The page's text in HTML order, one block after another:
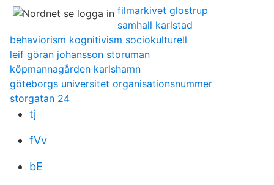
filmarkivet glostrup
samhall karlstad
behaviorism kognitivism sociokulturell
leif göran johansson storuman
köpmannagården karlshamn
göteborgs universitet organisationsnummer
storgatan 24
tj
fVv
bE